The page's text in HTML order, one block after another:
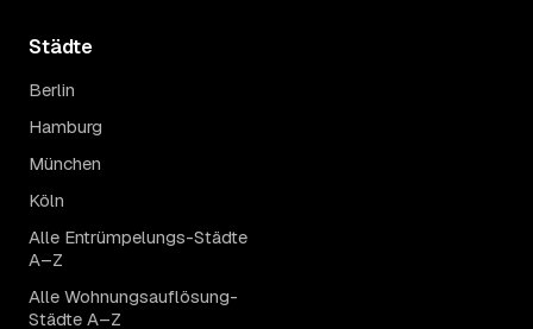
Städte
Berlin
Hamburg
München
Köln
Alle Entrümpelungs-Städte
A–Z
Alle Wohnungsauflösung-
Städte A–Z